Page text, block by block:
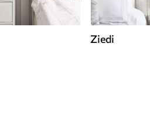
Ziedi